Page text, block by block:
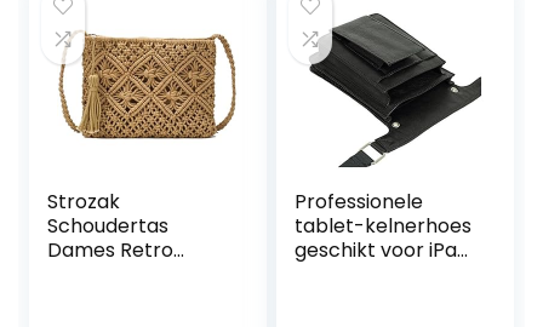
Strozak
Schoudertas
Dames Retro
Professionele
tablet-kelnerhoes
geschikt voor iPad